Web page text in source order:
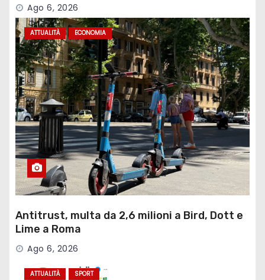
Ago 6, 2026
ATTUALITÀ ECONOMIA
Antitrust, multa da 2,6 milioni a Bird, Dott e
Lime a Roma
Ago 6, 2026
ATTUALITÀ SPORT